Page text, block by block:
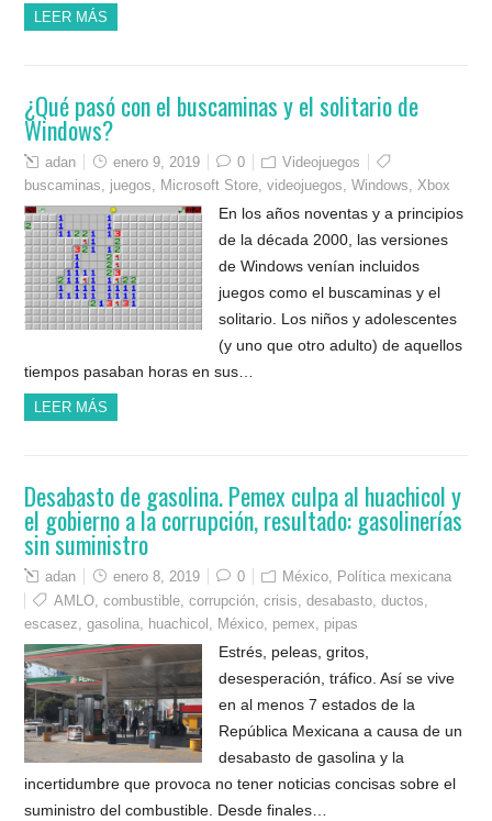
LEER MÁS
¿Qué pasó con el buscaminas y el solitario de
Windows?
adan enero 9, 2019 0
Videojuegos
buscaminas, juegos, Microsoft Store,videojuegos,Windows,Xbox
En los años noventas y a principios
de la década 2000, las versiones
de Windows venían incluidos
juegos como el buscaminas y el
solitario. Los niños y adolescentes
(y uno que otro adulto) de aquellos
tiempos pasaban horas en sus…
LEER MÁS
Desabasto de gasolina. Pemex culpa al huachicol y
el gobierno a la corrupción, resultado: gasolinerías
sin suministro
adan enero 8, 2019 0 México, Política mexicana
AMLO,combustible,corrupción,crisis,desabasto,ductos,
escasez,gasolina, huachicol , México, pemex, pipas
Estrés, peleas, gritos,
desesperación, tráfico. Así se vive
en al menos 7 estados de la
República Mexicana a causa de un
desabasto de gasolina y la
incertidumbre que provoca no tener noticias concisas sobre el
suministro del combustible. Desde finales…